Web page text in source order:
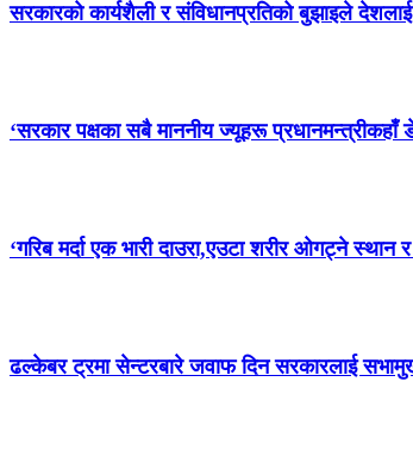
सरकारको कार्यशैली र संविधानप्रतिको बुझाइले
‘सरकार पक्षका सबै माननीय ज्यूहरू
‘गरिब मर्दा एक भारी दाउरा,एउटा शरीर ओगट्ने
ढल्केबर ट्रमा सेन्टरबारे जवाफ दिन सरकारलाई